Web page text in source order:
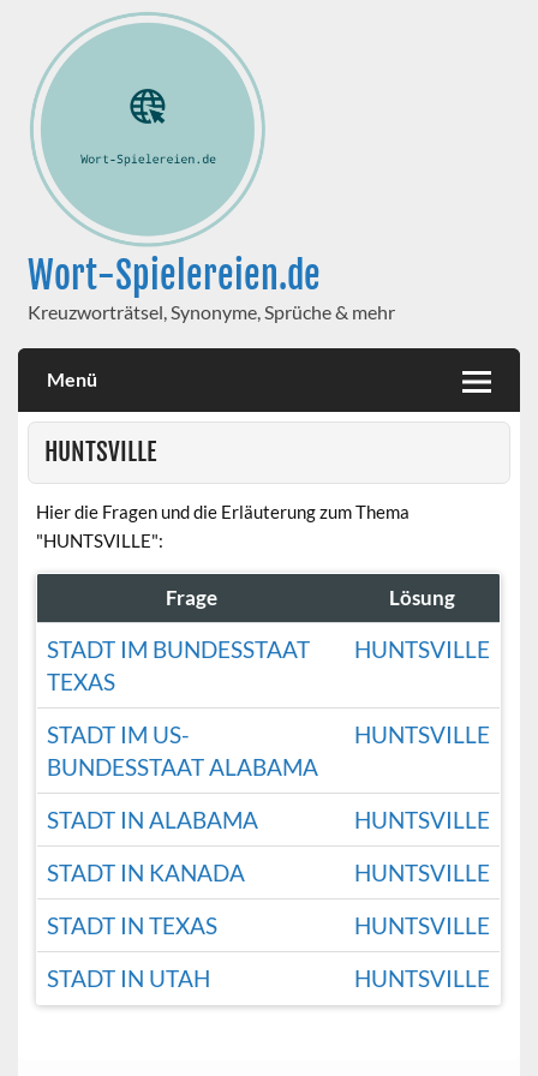
Wort-Spielereien.de
Kreuzworträtsel, Synonyme, Sprüche & mehr
Menü
HUNTSVILLE
Hier die Fragen und die Erläuterung zum Thema
"HUNTSVILLE":
Frage Lösung
STADT IM BUNDESSTAAT
TEXAS
HUNTSVILLE
STADT IM US-
BUNDESSTAAT ALABAMA
HUNTSVILLE
STADT IN ALABAMA
HUNTSVILLE
STADT IN KANADA
HUNTSVILLE
STADT IN TEXAS
HUNTSVILLE
STADT IN UTAH
HUNTSVILLE